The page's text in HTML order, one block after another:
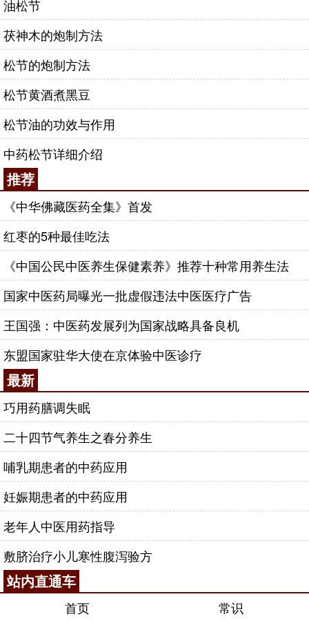
油松节
茯神木的炮制方法
松节的炮制方法
松节黄酒煮黑豆
松节油的功效与作用
中药松节详细介绍
推荐
《中华佛藏医药全集》首发
红枣的5种最佳吃法
《中国公民中医养生保健素养》推荐十种常用养生法
国家中医药局曝光一批虚假违法中医医疗广告
王国强：中医药发展列为国家战略具备良机
东盟国家驻华大使在京体验中医诊疗
最新
巧用药膳调失眠
二十四节气养生之春分养生
哺乳期患者的中药应用
妊娠期患者的中药应用
老年人中医用药指导
敷脐治疗小儿寒性腹泻验方
站内直通车
首页 常识